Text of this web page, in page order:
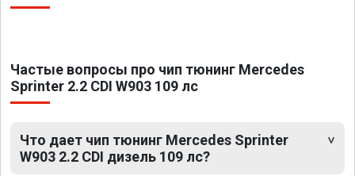
Частые вопросы про чип тюнинг Mercedes
Sprinter 2.2 CDI W903 109 лс
Что дает чип тюнинг Mercedes Sprinter
W903 2.2 CDI дизель 109 лс?